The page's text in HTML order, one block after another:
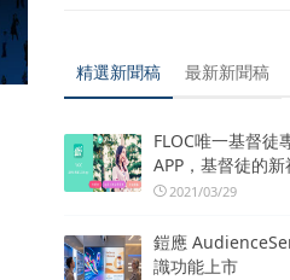
精選新聞稿 最新新聞稿
FLOC唯一基督徒
APP，基督徒的
2021/03/29
鎧應
識功能上市